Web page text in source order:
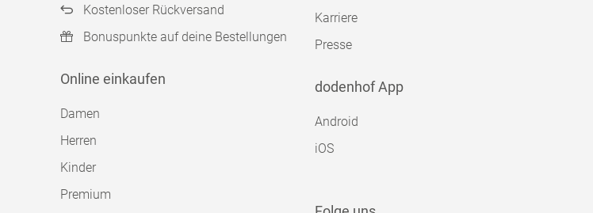
Kostenloser Rückversand
Bonuspunkte auf deine Bestellungen
Online einkaufen
Damen
Herren
Kinder
Premium
Karriere
Presse
dodenhof App
Android
iOS